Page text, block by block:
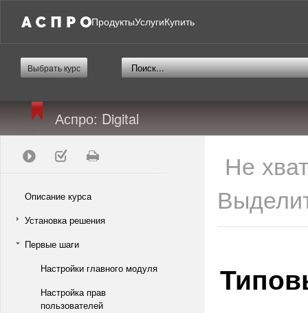
ПродуктыУслугиКупить
Выбрать курс
Аспро: Digital
Описание курса
Установка решения
Первые шаги
Настройки главного модуля
Настройка прав
пользователей
Не